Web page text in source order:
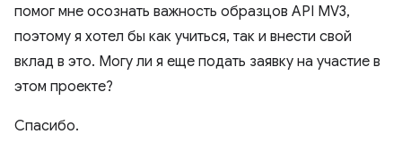
помог мне осознать важность образцов API MV3,
поэтому я хотел бы как учиться, так и внести свой
вклад в это. Могу ли я еще подать заявку на участие в
этом проекте?
Спасибо.